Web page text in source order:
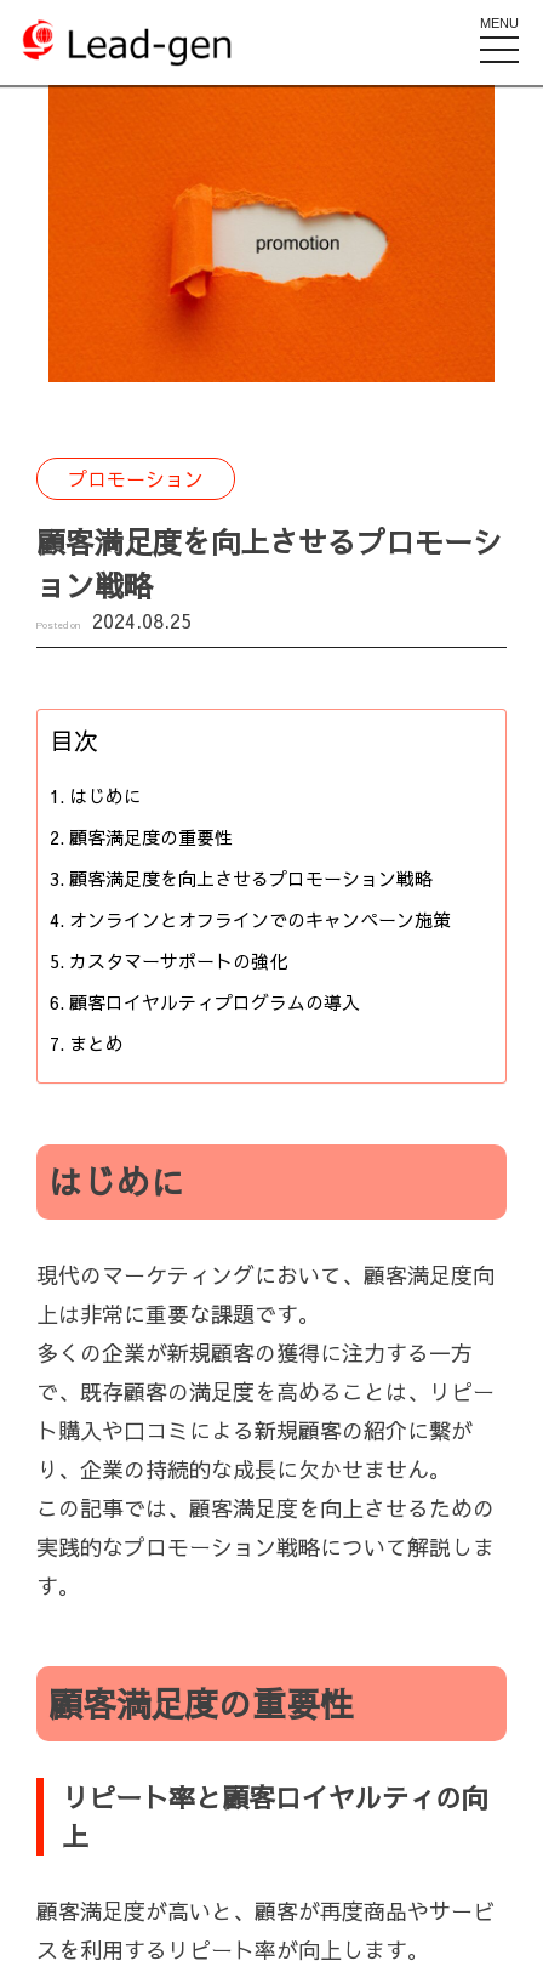
MENU
toggle
プロモーション
顧客満足度を向上させるプロモーシ
ョン戦略
Posted on 2024.08.25
目次
はじめに
顧客満足度の重要性
顧客満足度を向上させるプロモーション戦略
オンラインとオフラインでのキャンペーン施策
カスタマーサポートの強化
顧客ロイヤルティプログラムの導入
まとめ
はじめに
現代のマーケティングにおいて、顧客満足度向
上は非常に重要な課題です。
多くの企業が新規顧客の獲得に注力する一方
で、既存顧客の満足度を高めることは、リピー
ト購入や口コミによる新規顧客の紹介に繋が
り、企業の持続的な成長に欠かせません。
この記事では、顧客満足度を向上させるための
実践的なプロモーション戦略について解説しま
す。
顧客満足度の重要性
リピート率と顧客ロイヤルティの向
上
顧客満足度が高いと、顧客が再度商品やサービ
スを利用するリピート率が向上します。